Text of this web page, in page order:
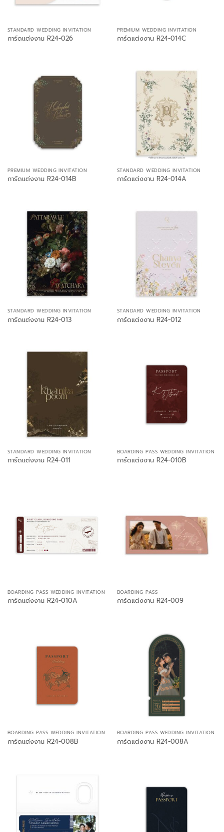
STANDARD WEDDING INVITATION
การ์ดแต่งงาน R24-026
PREMIUM WEDDING INVITATION
การ์ดแต่งงาน R24-014C
PREMIUM WEDDING INVITATION
การ์ดแต่งงาน R24-014B
STANDARD WEDDING INVITATION
การ์ดแต่งงาน R24-014A
STANDARD WEDDING INVITATION
การ์ดแต่งงาน R24-013
STANDARD WEDDING INVITATION
การ์ดแต่งงาน R24-012
STANDARD WEDDING INVITATION
การ์ดแต่งงาน R24-011
BOARDING PASS WEDDING INVITATION
การ์ดแต่งงาน R24-010B
BOARDING PASS WEDDING INVITATION
การ์ดแต่งงาน R24-010A
BOARDING PASS
การ์ดแต่งงาน R24-009
BOARDING PASS WEDDING INVITATION
การ์ดแต่งงาน R24-008B
BOARDING PASS WEDDING INVITATION
การ์ดแต่งงาน R24-008A